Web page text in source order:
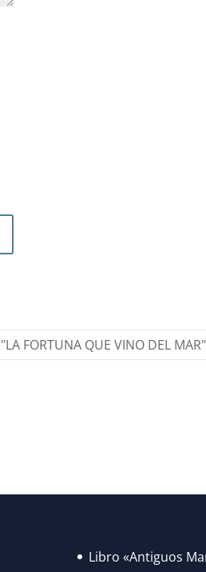
"LA FORTUNA QUE VINO DEL MAR"
Libro «Antiguos